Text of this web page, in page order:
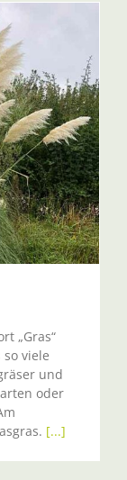
„Gras“
viele
und
oder
[...]